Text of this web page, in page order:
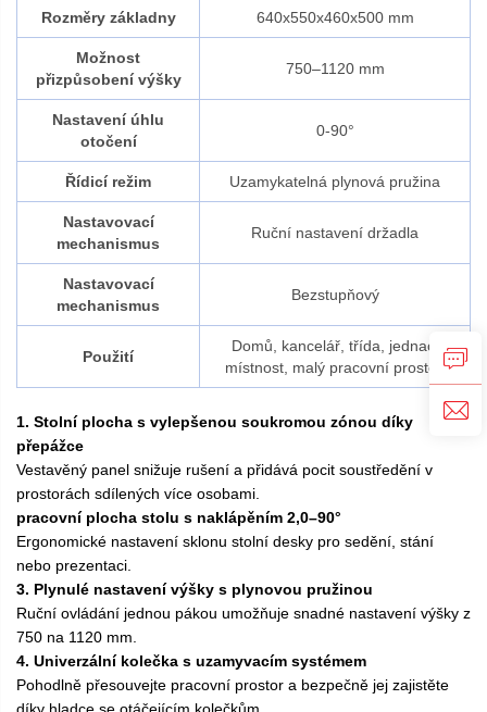
Rozměry základny 640x550x460x500 mm
Možnost
přizpůsobení výšky
750–1120 mm
Nastavení úhlu
otočení
0-90°
Řídicí režim Uzamykatelná plynová pružina
Nastavovací
mechanismus
Ruční nastavení držadla
Nastavovací
mechanismus
Bezstupňový
Použití
Domů, kancelář, třída, jednací
místnost, malý pracovní prostor.
1. Stolní plocha s vylepšenou soukromou zónou díky
přepážce
Vestavěný panel snižuje rušení a přidává pocit soustředění v
prostorách sdílených více osobami.
pracovní plocha stolu s naklápěním 2,0–90°
Ergonomické nastavení sklonu stolní desky pro sedění, stání
nebo prezentaci.
3. Plynulé nastavení výšky s plynovou pružinou
Ruční ovládání jednou pákou umožňuje snadné nastavení výšky z
750 na 1120 mm.
4. Univerzální kolečka s uzamyvacím systémem
Pohodlně přesouvejte pracovní prostor a bezpečně jej zajistěte
díky hladce se otáčejícím kolečkům.